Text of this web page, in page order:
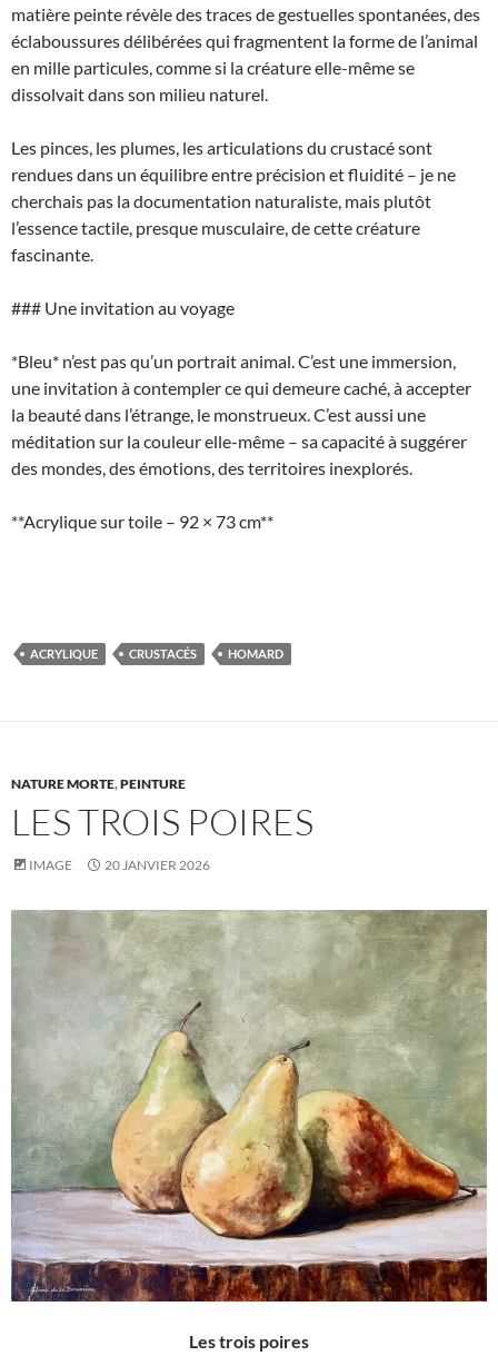
matière peinte révèle des traces de gestuelles spontanées, des
éclaboussures délibérées qui fragmentent la forme de l’animal
en mille particules, comme si la créature elle-même se
dissolvait dans son milieu naturel.
Les pinces, les plumes, les articulations du crustacé sont
rendues dans un équilibre entre précision et fluidité – je ne
cherchais pas la documentation naturaliste, mais plutôt
l’essence tactile, presque musculaire, de cette créature
fascinante.
### Une invitation au voyage
*Bleu* n’est pas qu’un portrait animal. C’est une immersion,
une invitation à contempler ce qui demeure caché, à accepter
la beauté dans l’étrange, le monstrueux. C’est aussi une
méditation sur la couleur elle-même – sa capacité à suggérer
des mondes, des émotions, des territoires inexplorés.
**Acrylique sur toile – 92 × 73 cm**
ACRYLIQUE CRUSTACÉS HOMARD
NATURE MORTE,PEINTURE
LES TROIS POIRES
IMAGE 20 JANVIER 2026
Les trois poires